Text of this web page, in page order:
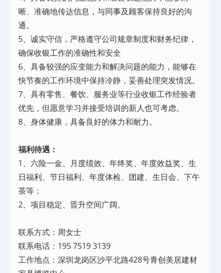
晰、准确地传达信息，与同事及顾客保持良好的沟
通。
5、诚实守信，严格遵守公司规章制度和财务纪律，
确保收银工作的准确性和安全
6、具备较强的应变能力和解决问题的能力，能够在
快节奏的工作环境中保持冷静，妥善处理突发情况。
7、具有零售、餐饮、服务业等行业收银工作经验者
优先，但愿意学习并接受培训的新人也可考虑。
8、身体健康，具备良好的体力和耐力。
福利待遇：
1、六险一金、月度绩效、年终奖、年度效益奖、生
日福利、节日福利、年度体检、团建、生日会、下午
茶等；
2、项目稳定、晋升空间广阔。
联系方式：周女士
联系电话：195 7519 3139
工作地点：深圳龙岗区沙平北路428号青创美居建材